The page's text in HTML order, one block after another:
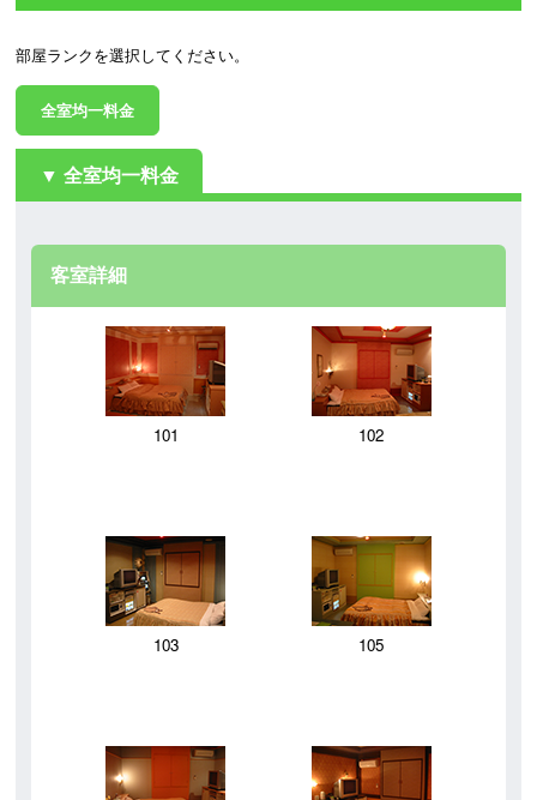
部屋ランクを選択してください。
全室均一料金
全室均一料金
客室詳細
101 102
103 105